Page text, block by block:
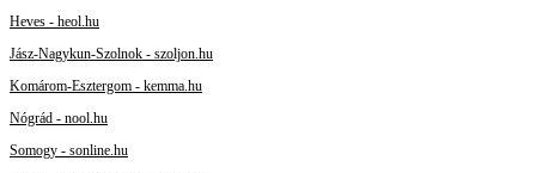
Heves - heol.hu
Jász-Nagykun-Szolnok - szoljon.hu
Komárom-Esztergom - kemma.hu
Nógrád - nool.hu
Somogy - sonline.hu